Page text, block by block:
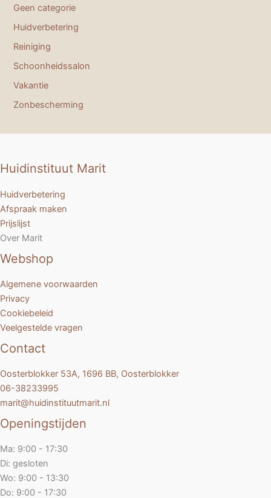
Geen categorie
Huidverbetering
Reiniging
Schoonheidssalon
Vakantie
Zonbescherming
Huidinstituut Marit
Huidverbetering
Afspraak maken
Prijslijst
Over Marit
Webshop
Algemene voorwaarden
Privacy
Cookiebeleid
Veelgestelde vragen
Contact
Oosterblokker 53A, 1696 BB, Oosterblokker
06-38233995
marit@huidinstituutmarit.nl
Openingstijden
Ma: 9:00 - 17:30
Di: gesloten
Wo: 9:00 - 13:30
Do: 9:00 - 17:30